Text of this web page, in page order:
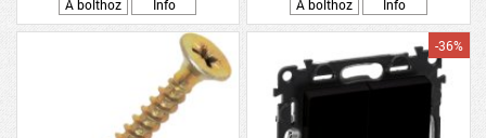
A bolthoz Info A bolthoz Info
-36%